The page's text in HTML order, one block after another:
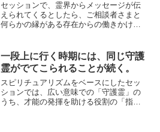
セッションで、霊界からメッセージが伝
えられてくるとしたら、ご相談者さまと
何らかの縁がある存在からの働きかけに
一段上に行く時期には、同じ守護
霊がでてこられることが続く。
スピリチュアリズムをベースにしたセッ
ションでは、広い意味での「守護霊」の
うち、才能の発揮を助ける役割の「指導